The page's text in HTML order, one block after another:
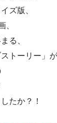
ズ版、
、
る、
トーリー」が
たか？！